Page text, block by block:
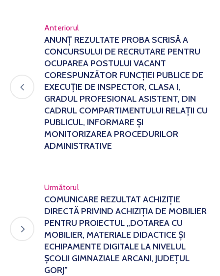
Anteriorul
ANUNȚ REZULTATE PROBA SCRISĂ A
CONCURSULUI DE RECRUTARE PENTRU
OCUPAREA POSTULUI VACANT
CORESPUNZĂTOR FUNCȚIEI PUBLICE DE
EXECUȚIE DE INSPECTOR, CLASA I,
GRADUL PROFESIONAL ASISTENT, DIN
CADRUL COMPARTIMENTULUI RELAȚII CU
PUBLICUL, INFORMARE ȘI
MONITORIZAREA PROCEDURILOR
ADMINISTRATIVE
Următorul
COMUNICARE REZULTAT ACHIZIȚIE
DIRECTĂ PRIVIND ACHIZIȚIA DE MOBILIER
PENTRU PROIECTUL „DOTAREA CU
MOBILIER, MATERIALE DIDACTICE ȘI
ECHIPAMENTE DIGITALE LA NIVELUL
ȘCOLII GIMNAZIALE ARCANI, JUDEȚUL
GORJ”